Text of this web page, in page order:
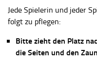
Jede Spielerin und jeder
folgt zu pflegen:
Bitte zieht den Platz
die Seiten und den